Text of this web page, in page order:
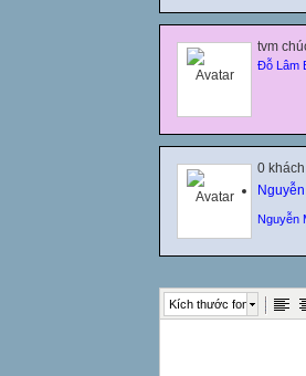
tvm
Đỗ Lâm
0
Nguyễn
Kích thước font